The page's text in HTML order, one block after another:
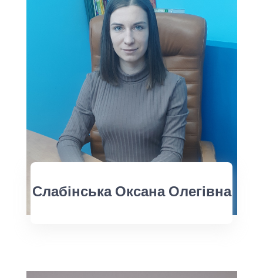
Слабінська Оксана Олегівна